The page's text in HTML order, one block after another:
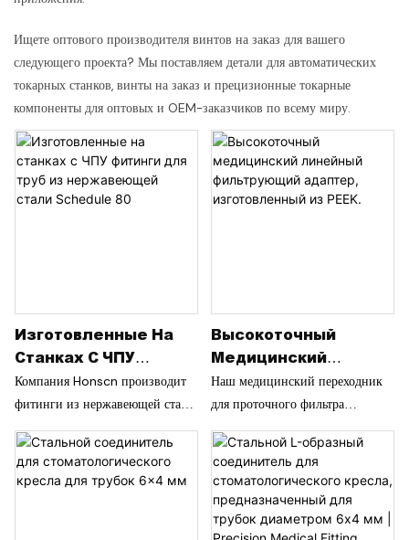
Ищете оптового производителя винтов на заказ для вашего
следующего проекта? Мы поставляем детали для автоматических
токарных станков, винты на заказ и прецизионные токарные
компоненты для оптовых и OEM-заказчиков по всему миру.
Изготовленные На
Станках С ЧПУ
Фитинги Для Труб Из
Нержавеющей Стали
Schedule 80
Компания Honscn производит
фитинги из нержавеющей стали
Schedule 80 на заказ для
промышленных гидравлических
систем, датчиков и оборудования
Высокоточный
Медицинский
Линейный
Фильтрующий
Адаптер,
Изготовленный Из
PEEK.
Наш медицинский переходник
для проточного фильтра
изготовлен с высокой точностью
из высокоэффективного
полиэфирэфиркетона (PEEK) и
специально разработан для
критически важных систем